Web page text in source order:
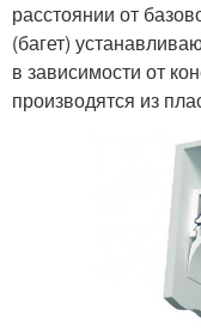
расстоянии от
(багет)
в зависимости от
производятся из